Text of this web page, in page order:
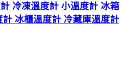
冷凍溫度計 小溫度計 冰箱
冰櫃溫度計 冷藏庫溫度計